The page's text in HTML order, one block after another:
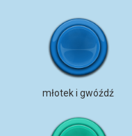
młotek i gwóźdź